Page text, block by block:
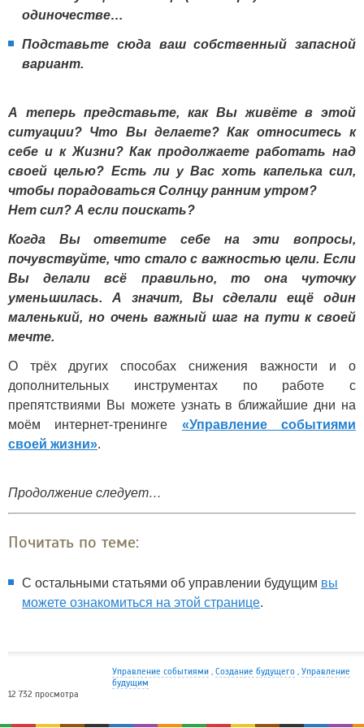
одиночестве…
Подставьте сюда ваш собственный запасной
вариант.
А теперь представьте, как Вы живёте в этой
ситуации? Что Вы делаете? Как относитесь к
себе и к Жизни? Как продолжаете работать над
своей целью? Есть ли у Вас хоть капелька сил,
чтобы порадоваться Солнцу ранним утром?
Нет сил? А если поискать?
Когда Вы ответите себе на эти вопросы,
почувствуйте, что стало с важностью цели. Если
Вы делали всё правильно, то она чуточку
уменьшилась. А значит, Вы сделали ещё один
маленький, но очень важный шаг на пути к своей
мечте.
О трёх других способах снижения важности и о
дополнительных инструментах по работе с
препятствиями Вы можете узнать в ближайшие дни на
моём интернет-тренинге «Управление событиями
своей жизни».
Продолжение следует…
Почитать по теме:
С остальными статьями об управлении будущим вы
можете ознакомиться на этой странице.
Управление событиями , Создание будущего , Управление
будущим
12 732 просмотра